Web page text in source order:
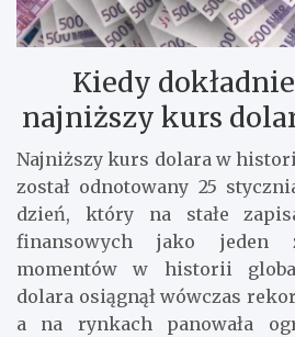
Kiedy
najniższy kurs
Najniższy kurs dolara w
został odnotowany 25
dzień, który na stałe
finansowych jako jeden
momentów w historii
dolara osiągnął wówczas
a na rynkach panowała